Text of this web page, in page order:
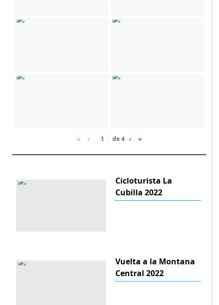
« ‹ de4 › »
Cicloturista La
Cubilla 2022
Vuelta a la Montana
Central 2022